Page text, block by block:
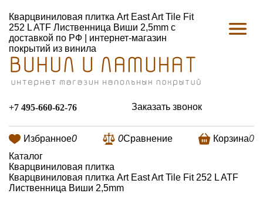
Кварцвиниловая плитка Art East Art Tile Fit
252 L ATF Лиственница Виши 2,5mm с
доставкой по РФ | интернет-магазин
покрытий из винила
+7 495-660-62-76 Заказать звонок
Избранное0 0Сравнение Корзина0
Каталог
Кварцвиниловая плитка
Кварцвиниловая плитка Art East Art Tile Fit 252 L ATF
Лиственница Виши 2,5mm